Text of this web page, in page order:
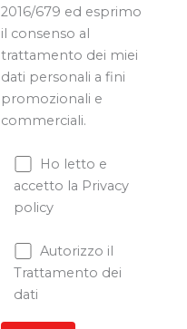
2016/679 ed esprimo
il consenso al
trattamento dei miei
dati personali a fini
promozionali e
commerciali.
Ho letto e
accetto la Privacy
policy
Autorizzo il
Trattamento dei
dati